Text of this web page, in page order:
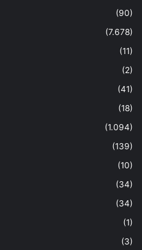
(90)
(7.678)
(11)
(2)
(41)
(18)
(1.094)
(139)
(10)
(34)
(34)
(1)
(3)